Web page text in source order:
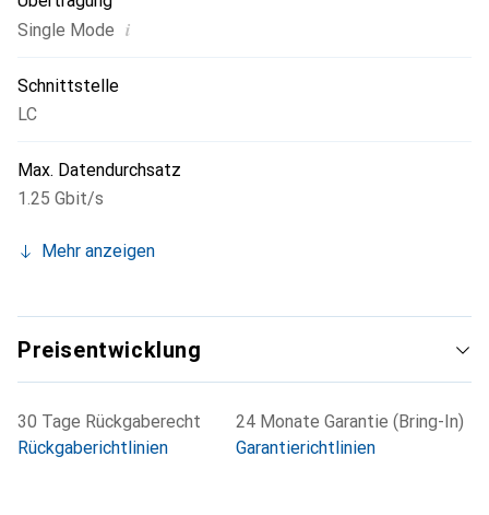
Single Mode i
Schnittstelle
LC
Max. Datendurchsatz
1.25 Gbit/s
Mehr anzeigen
Preisentwicklung
30 Tage Rückgaberecht
Rückgaberichtlinien
24 Monate Garantie (Bring-In)
Garantierichtlinien